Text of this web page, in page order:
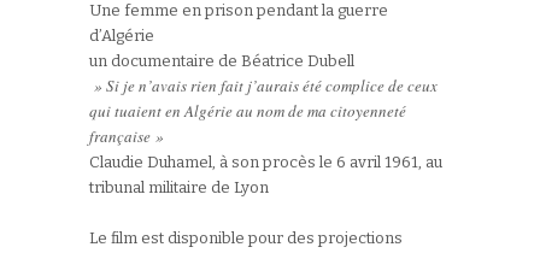
Une femme en prison pendant la guerre
d’Algérie
un documentaire de Béatrice Dubell
» Si je n’avais rien fait j’aurais été complice de ceux
qui tuaient en Algérie au nom de ma citoyenneté
française »
Claudie Duhamel, à son procès le 6 avril 1961, au
tribunal militaire de Lyon
Le film est disponible pour des projections